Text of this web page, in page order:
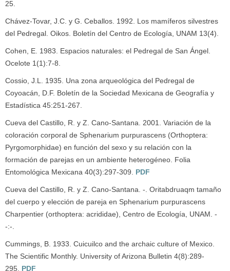
25.
Chávez-Tovar, J.C. y G. Ceballos. 1992. Los mamíferos silvestres
del Pedregal. Oikos. Boletín del Centro de Ecología, UNAM 13(4).
Cohen, E. 1983. Espacios naturales: el Pedregal de San Ángel.
Ocelote 1(1):7-8.
Cossio, J.L. 1935. Una zona arqueológica del Pedregal de
Coyoacán, D.F. Boletín de la Sociedad Mexicana de Geografía y
Estadística 45:251-267.
Cueva del Castillo, R. y Z. Cano-Santana. 2001. Variación de la
coloración corporal de Sphenarium purpurascens (Orthoptera:
Pyrgomorphidae) en función del sexo y su relación con la
formación de parejas en un ambiente heterogéneo. Folia
Entomológica Mexicana 40(3):297-309. PDF
Cueva del Castillo, R. y Z. Cano-Santana. -. Oritabdruaqm tamaño
del cuerpo y elección de pareja en Sphenarium purpurascens
Charpentier (orthoptera: acrididae), Centro de Ecología, UNAM. -
-:-.
Cummings, B. 1933. Cuicuilco and the archaic culture of Mexico.
The Scientific Monthly. University of Arizona Bulletin 4(8):289-
295. PDF